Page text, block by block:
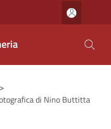
>
di Nino Buttitta